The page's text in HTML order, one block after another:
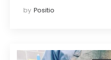
by Positio